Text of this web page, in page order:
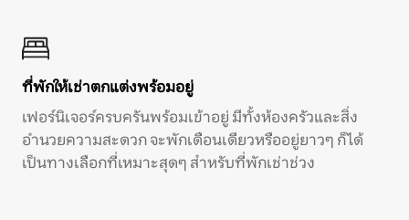
ที่พักให้เช่าตกแต่งพร้อมอยู่
เฟอร์นิเจอร์ครบครันพร้อมเข้าอยู่ มีทั้งห้องครัวและสิ่ง
อำนวยความสะดวก จะพักเดือนเดียวหรืออยู่ยาวๆ ก็ได้
เป็นทางเลือกที่เหมาะสุดๆ สำหรับที่พักเช่าช่วง